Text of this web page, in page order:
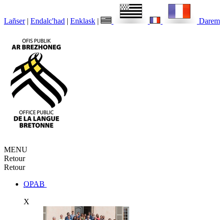
Lañser | Endalc'had | Enklask |
MENU
Retour
Retour
OPAB
X